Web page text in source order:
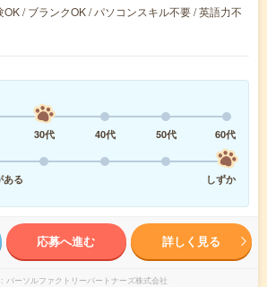
OK / ブランクOK / パソコンスキル不要 / 英語力不
30代 40代 50代
60代
ある
しずか
応募へ進む 詳しく見る
パーソルファクトリーパートナーズ株式会社